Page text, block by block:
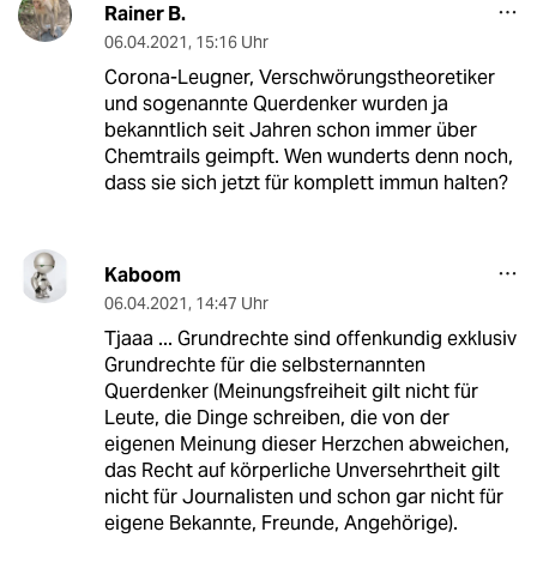
Rainer B.
06.04.2021, 15:16 Uhr
Corona-Leugner, Verschwörungstheoretiker
und sogenannte Querdenker wurden ja
bekanntlich seit Jahren schon immer über
Chemtrails geimpft. Wen wunderts denn noch,
dass sie sich jetzt für komplett immun halten?
Kaboom
06.04.2021, 14:47 Uhr
Tjaaa ... Grundrechte sind offenkundig exklusiv
Grundrechte für die selbsternannten
Querdenker (Meinungsfreiheit gilt nicht für
Leute, die Dinge schreiben, die von der
eigenen Meinung dieser Herzchen abweichen,
das Recht auf körperliche Unversehrtheit gilt
nicht für Journalisten und schon gar nicht für
eigene Bekannte, Freunde, Angehörige).